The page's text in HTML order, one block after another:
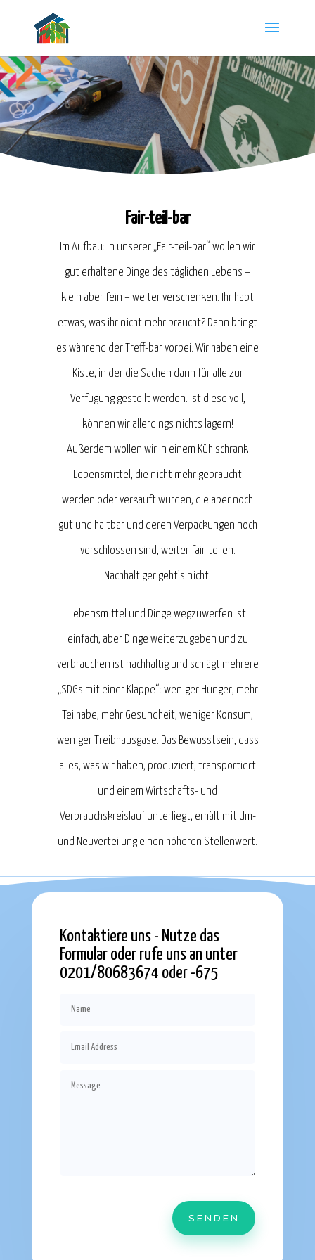
Fair-teil-bar
Im Aufbau: In unserer „Fair-teil-bar“ wollen wir
gut erhaltene Dinge des täglichen Lebens –
klein aber fein – weiter verschenken. Ihr habt
etwas, was ihr nicht mehr braucht? Dann bringt
es während der Treff-bar vorbei. Wir haben eine
Kiste, in der die Sachen dann für alle zur
Verfügung gestellt werden. Ist diese voll,
können wir allerdings nichts lagern!
Außerdem wollen wir in einem Kühlschrank
Lebensmittel, die nicht mehr gebraucht
werden oder verkauft wurden, die aber noch
gut und haltbar und deren Verpackungen noch
verschlossen sind, weiter fair-teilen.
Nachhaltiger geht’s nicht.
Lebensmittel und Dinge wegzuwerfen ist
einfach, aber Dinge weiterzugeben und zu
verbrauchen ist nachhaltig und schlägt mehrere
„SDGs mit einer Klappe“: weniger Hunger, mehr
Teilhabe, mehr Gesundheit, weniger Konsum,
weniger Treibhausgase. Das Bewusstsein, dass
alles, was wir haben, produziert, transportiert
und einem Wirtschafts- und
Verbrauchskreislauf unterliegt, erhält mit Um-
und Neuverteilung einen höheren Stellenwert.
Kontaktiere uns - Nutze das
Formular oder rufe uns an unter
0201/80683674 oder -675
SENDEN